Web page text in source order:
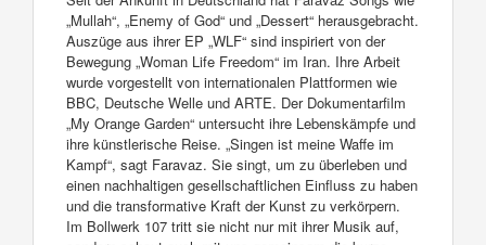
„Mullah“, „Enemy of God“ und „Dessert“ herausgebracht.
Auszüge aus ihrer EP „WLF“ sind inspiriert von der
Bewegung „Woman Life Freedom“ im Iran. Ihre Arbeit
wurde vorgestellt von internationalen Plattformen wie
BBC, Deutsche Welle und ARTE. Der Dokumentarfilm
„My Orange Garden“ untersucht ihre Lebenskämpfe und
ihre künstlerische Reise. „Singen ist meine Waffe im
Kampf“, sagt Faravaz. Sie singt, um zu überleben und
einen nachhaltigen gesellschaftlichen Einfluss zu haben
und die transformative Kraft der Kunst zu verkörpern.
Im Bollwerk 107 tritt sie nicht nur mit ihrer Musik auf,